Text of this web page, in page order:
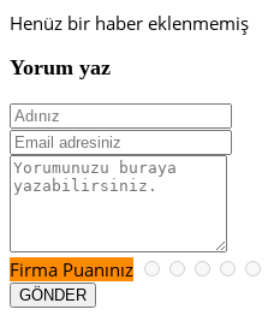
Henüz bir haber eklenmemiş
Yorum yaz
Firma Puanınız